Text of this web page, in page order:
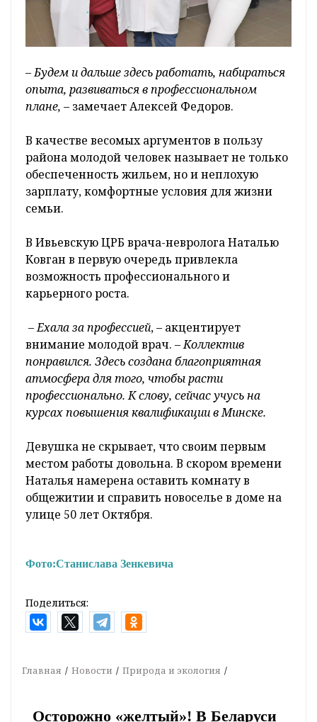
– Будем и дальше здесь работать, набираться
опыта, развиваться в профессиональном
плане, – замечает Алексей Федоров.
В качестве весомых аргументов в пользу
района молодой человек называет не только
обеспеченность жильем, но и неплохую
зарплату, комфортные условия для жизни
семьи.
В Ивьевскую ЦРБ врача-невролога Наталью
Ковган в первую очередь привлекла
возможность профессионального и
карьерного роста.
– Ехала за профессией, – акцентирует
внимание молодой врач. –Коллектив
понравился. Здесь создана благоприятная
атмосфера для того, чтобы расти
профессионально. К слову, сейчас учусь на
курсах повышения квалификации в Минске.
Девушка не скрывает, что своим первым
местом работы довольна. В скором времени
Наталья намерена оставить комнату в
общежитии и справить новоселье в доме на
улице 50 лет Октября.
Фото:Станислава Зенкевича
Поделиться:
Главная Новости Природа и экология
Осторожно «желтый»! В Беларуси